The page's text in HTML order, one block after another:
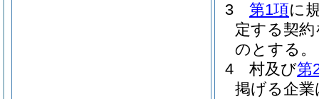
3
第1項に
定する契
のとする。
4
村及び第
掲げる企業